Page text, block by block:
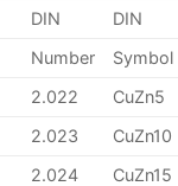
DIN
DIN
Number
Symbol
2.022
CuZn5
2.023
CuZn10
2.024
CuZn15